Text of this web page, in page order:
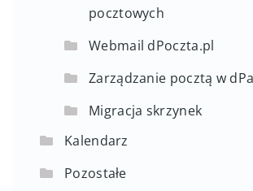
pocztowych
Webmail dPoczta.pl
Zarządzanie pocztą w
Migracja skrzynek
Kalendarz
Pozostałe